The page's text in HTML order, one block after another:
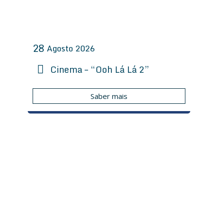
28 Agosto 2026
Cinema – “Ooh Lá Lá 2”
Saber mais